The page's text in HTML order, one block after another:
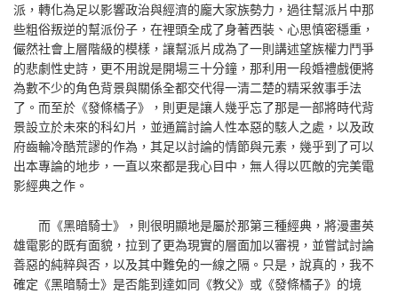
派，轉化為足以影響政治與經濟的龐大家族勢力，過往幫派片中那
些粗俗叛逆的幫派份子，在裡頭全成了身著西裝、心思慎密穩重，
儼然社會上層階級的模樣，讓幫派片成為了一則講述望族權力鬥爭
的悲劇性史詩，更不用說是開場三十分鐘，那利用一段婚禮戲便將
為數不少的角色背景與關係全都交代得一清二楚的精采敘事手法
了。而至於《發條橘子》，則更是讓人幾乎忘了那是一部將時代背
景設立於未來的科幻片，並通篇討論人性本惡的駭人之處，以及政
府齒輪冷酷荒謬的作為，其足以討論的情節與元素，幾乎到了可以
出本專論的地步，一直以來都是我心目中，無人得以匹敵的完美電
影經典之作。
而《黑暗騎士》，則很明顯地是屬於那第三種經典，將漫畫英
雄電影的既有面貌，拉到了更為現實的層面加以審視，並嘗試討論
善惡的純粹與否，以及其中難免的一線之隔。只是，說真的，我不
確定《黑暗騎士》是否能到達如同《教父》或《發條橘子》的境